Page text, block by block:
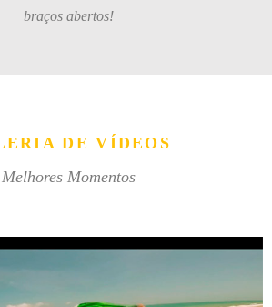
braços abertos!
DE VÍDEOS
Melhores Momentos